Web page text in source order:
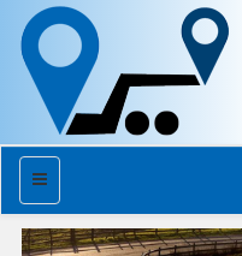
منو